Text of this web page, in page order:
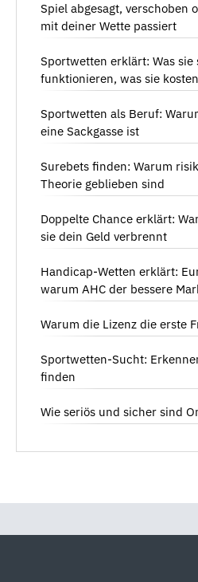
Spiel abgesagt, verschoben
mit deiner Wette passiert
Sportwetten erklärt: Was sie
funktionieren, was sie kosten
Sportwetten als Beruf:
eine Sackgasse ist
Surebets finden: Warum
Theorie geblieben sind
Doppelte Chance erklärt:
sie dein Geld verbrennt
Handicap-Wetten erklärt:
warum AHC der bessere
Warum die Lizenz die erste
Sportwetten-Sucht:
finden
Wie seriös und sicher sind